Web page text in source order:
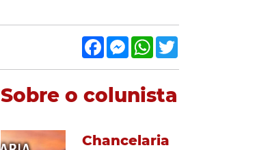
FacebookMessenger
WhatsApp
Sobre o colunista
Chancelaria